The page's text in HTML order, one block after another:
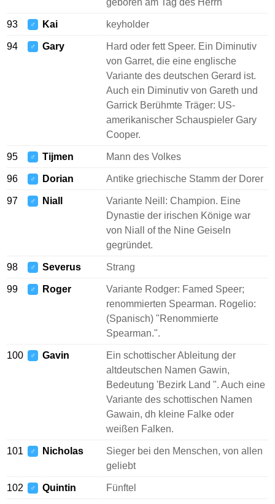
geboren am Tag des Herrn
93 ♂ Kai keyholder
94 ♂ Gary
Hard oder fett Speer. Ein Diminutiv
von Garret, die eine englische
Variante des deutschen Gerard ist.
Auch ein Diminutiv von Gareth und
Garrick Berühmte Träger: US-
amerikanischer Schauspieler Gary
Cooper.
95 ♂ Tijmen Mann des Volkes
96 ♂ Dorian Antike griechische Stamm der Dorer
97 ♂ Niall
Variante Neill: Champion. Eine
Dynastie der irischen Könige war
von Niall of the Nine Geiseln
gegründet.
98 ♂ Severus Strang
99 ♂ Roger
Variante Rodger: Famed Speer;
renommierten Spearman. Rogelio:
(Spanisch) "Renommierte
Spearman.".
100 ♂ Gavin
Ein schottischer Ableitung der
altdeutschen Namen Gawin,
Bedeutung 'Bezirk Land ". Auch eine
Variante des schottischen Namen
Gawain, dh kleine Falke oder
weißen Falken.
101 ♂ Nicholas
Sieger bei den Menschen, von allen
geliebt
102 ♂ Quintin Fünftel